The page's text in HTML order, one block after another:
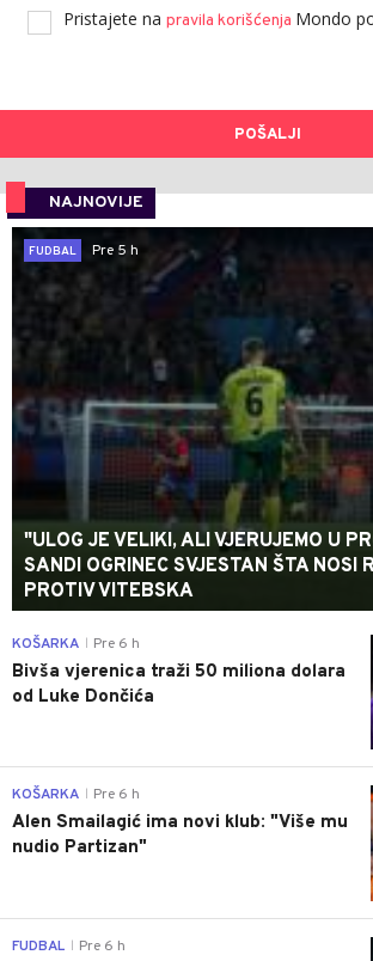
Pristajete na pravila korišćenja Mondo
POŠALJI
NAJNOVIJE
FUDBAL
Pre 5 h
"ULOG JE VELIKI, ALI VJERUJEMO U
SANDI OGRINEC SVJESTAN ŠTA NOSI
PROTIV VITEBSKA
KOŠARKA Pre 6 h
Bivša vjerenica traži 50 miliona dolara
od Luke Dončića
KOŠARKA Pre 6 h
Alen Smailagić ima novi klub: "Više mu
nudio Partizan"
FUDBAL Pre 6 h